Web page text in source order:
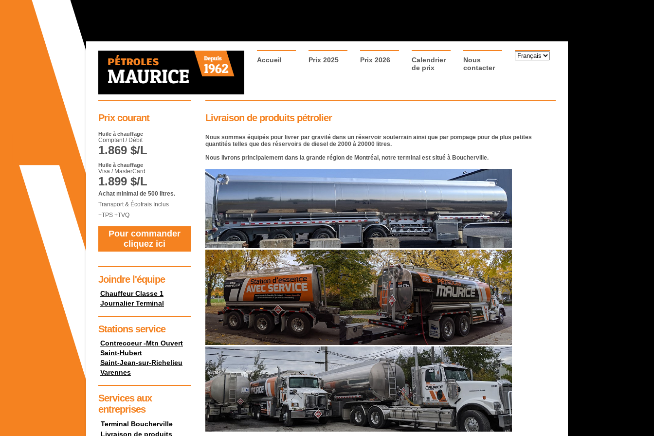
Accueil Prix 2025 Prix 2026
Calendrier
de prix
Nous
contacter
Livraison de produits pétrolier
Nous sommes équipés pour livrer par gravité dans un réservoir souterrain ainsi que par pompage pour de plus petites
quantités telles que des réservoirs de diesel de 2000 à 20000 litres.
Nous livrons principalement dans la grande région de Montréal, notre terminal est situé à Boucherville.
Prix courant
Huile à chauffage
Comptant / Débit
1.869 $/L
Huile à chauffage
Visa / MasterCard
1.899 $/L
Achat minimal de 500 litres.
Transport & Écofrais Inclus
+TPS +TVQ
Pour commander
cliquez ici
Joindre l'équipe
Chauffeur Classe 1
Journalier Terminal
Stations service
Contrecoeur -Mtn Ouvert
Saint-Hubert
Saint-Jean-sur-Richelieu
Varennes
Services aux
entreprises
Terminal Boucherville
Livraison de produits